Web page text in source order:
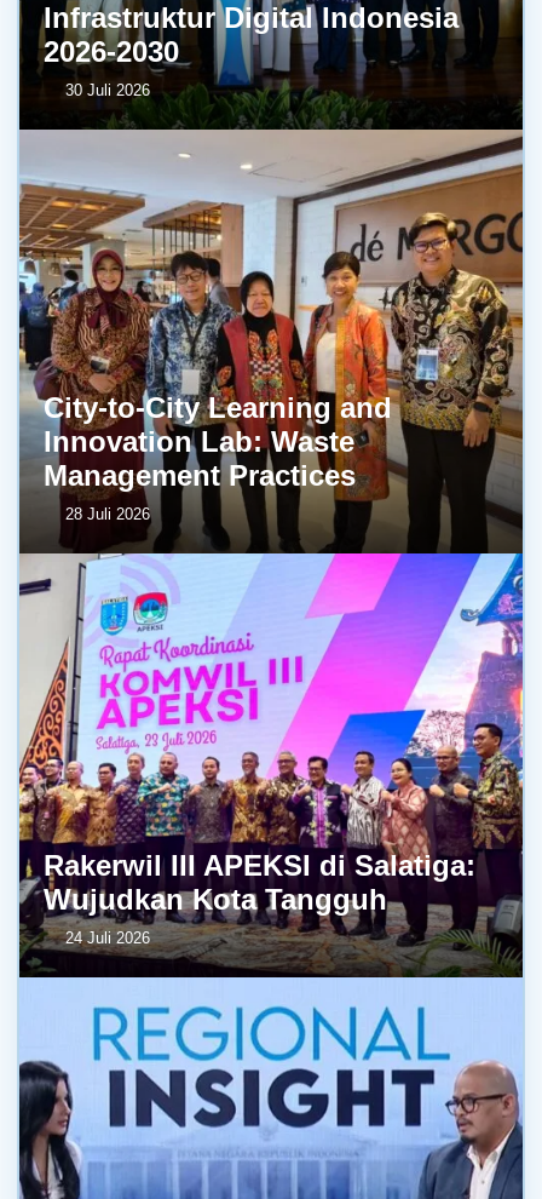
Infrastruktur Digital Indonesia
2026-2030
30 Juli 2026
City-to-City Learning and
Innovation Lab: Waste
Management Practices
28 Juli 2026
Rakerwil III APEKSI di Salatiga:
Wujudkan Kota Tangguh
24 Juli 2026